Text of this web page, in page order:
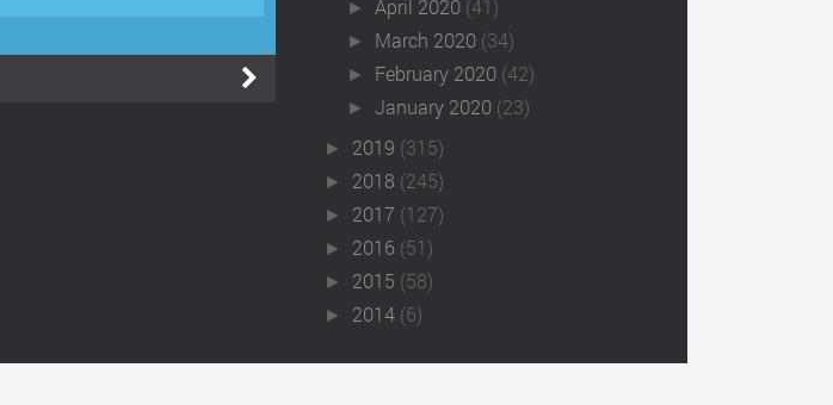
► April 2020 (41)
► March 2020 (34)
► February 2020 (42)
►January 2020 (23)
► 2019 (315)
► 2018 (245)
► 2017 (127)
► 2016 (51)
► 2015 (58)
► 2014 (6)